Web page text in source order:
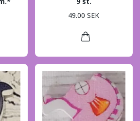
49.00 SEK